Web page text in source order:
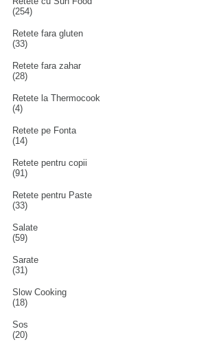
(254)
Retete fara gluten
(33)
Retete fara zahar
(28)
Retete la Thermocook
(4)
Retete pe Fonta
(14)
Retete pentru copii
(91)
Retete pentru Paste
(33)
Salate
(59)
Sarate
(31)
Slow Cooking
(18)
Sos
(20)